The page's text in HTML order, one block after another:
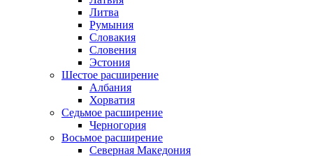
Литва
Румыния
Словакия
Словения
Эстония
Шестое расширение
Албания
Хорватия
Седьмое расширение
Черногория
Восьмое расширение
Северная Македония